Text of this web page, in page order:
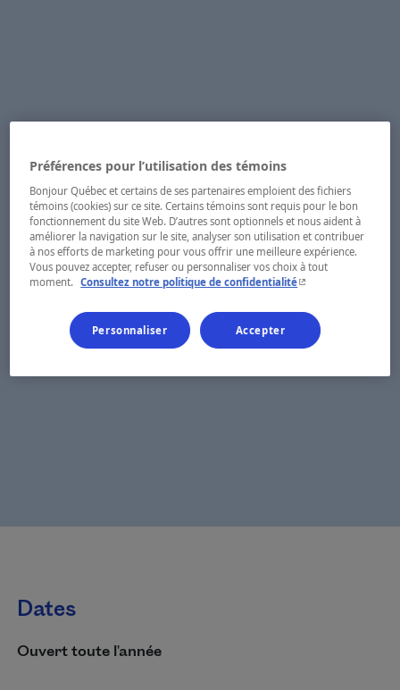
Dates
Ouvert toute l'année
Préférences pour l’utilisation des témoins
Bonjour Québec et certains de ses partenaires emploient des fichiers
témoins (cookies) sur ce site. Certains témoins sont requis pour le bon
fonctionnement du site Web. D’autres sont optionnels et nous aident à
améliorer la navigation sur le site, analyser son utilisation et contribuer
à nos efforts de marketing pour vous offrir une meilleure expérience.
Vous pouvez accepter, refuser ou personnaliser vos choix à tout
moment.
Consultez notre politique de confidentialité- Cet hyperlien
Personnaliser Accepter